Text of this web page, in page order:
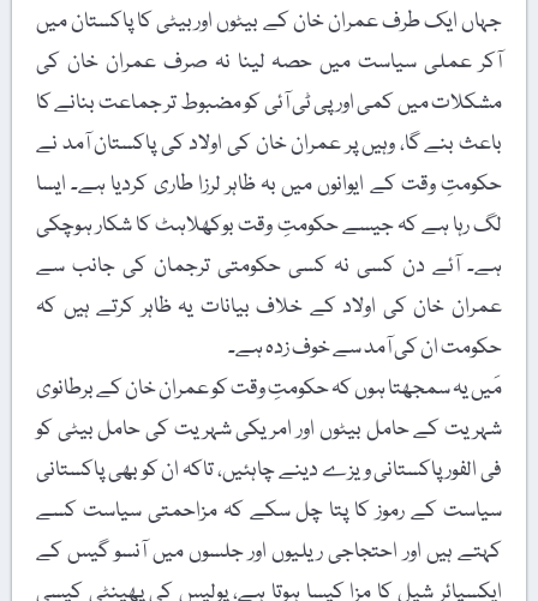
جہاں ایک طرف عمران خان کے بیٹوں اوربیٹی کا پاکستان میں
آکر عملی سیاست میں حصہ لینا نہ صرف عمران خان کی
مشکلات میں کمی اور پی ٹی آئی کو مضبوط تر جماعت بنانے کا
باعث بنے گا، وہیں پر عمران خان کی اولاد کی پاکستان آمد نے
حکومتِ وقت کے ایوانوں میں بہ ظاہر لرزا طاری کردیا ہے۔ ایسا
لگ رہا ہے کہ جیسے حکومتِ وقت بوکھلاہٹ کا شکار ہوچکی
ہے۔ آئے دن کسی نہ کسی حکومتی ترجمان کی جانب سے
عمران خان کی اولاد کے خلاف بیانات یہ ظاہر کرتے ہیں کہ
حکومت ان کی آمد سے خوف زدہ ہے۔
مَیں یہ سمجھتا ہوں کہ حکومتِ وقت کو عمران خان کے برطانوی
شہریت کے حامل بیٹوں اور امریکی شہریت کی حامل بیٹی کو
فی الفور پاکستانی ویزے دینے چاہئیں، تاکہ ان کو بھی پاکستانی
سیاست کے رموز کا پتا چل سکے کہ مزاحمتی سیاست کسے
کہتے ہیں اور احتجاجی ریلیوں اور جلسوں میں آنسو گیس کے
ایکسپائر شیل کا مزا کیسا ہوتا ہے، پولیس کی پھینٹی کیسی